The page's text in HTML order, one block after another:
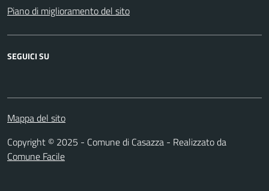
Piano di miglioramento del sito
SEGUICI SU
Mappa del sito
Copyright © 2025 - Comune di Casazza - Realizzato da
Comune Facile